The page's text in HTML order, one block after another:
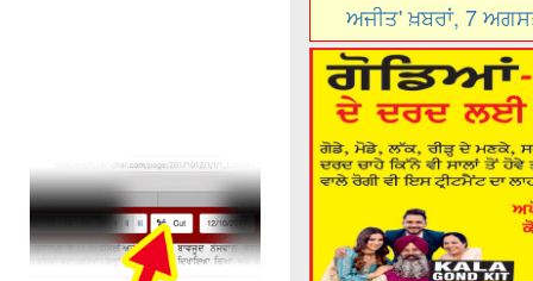
ਅਜੀਤ' ਖ਼ਬਰਾਂ, 7